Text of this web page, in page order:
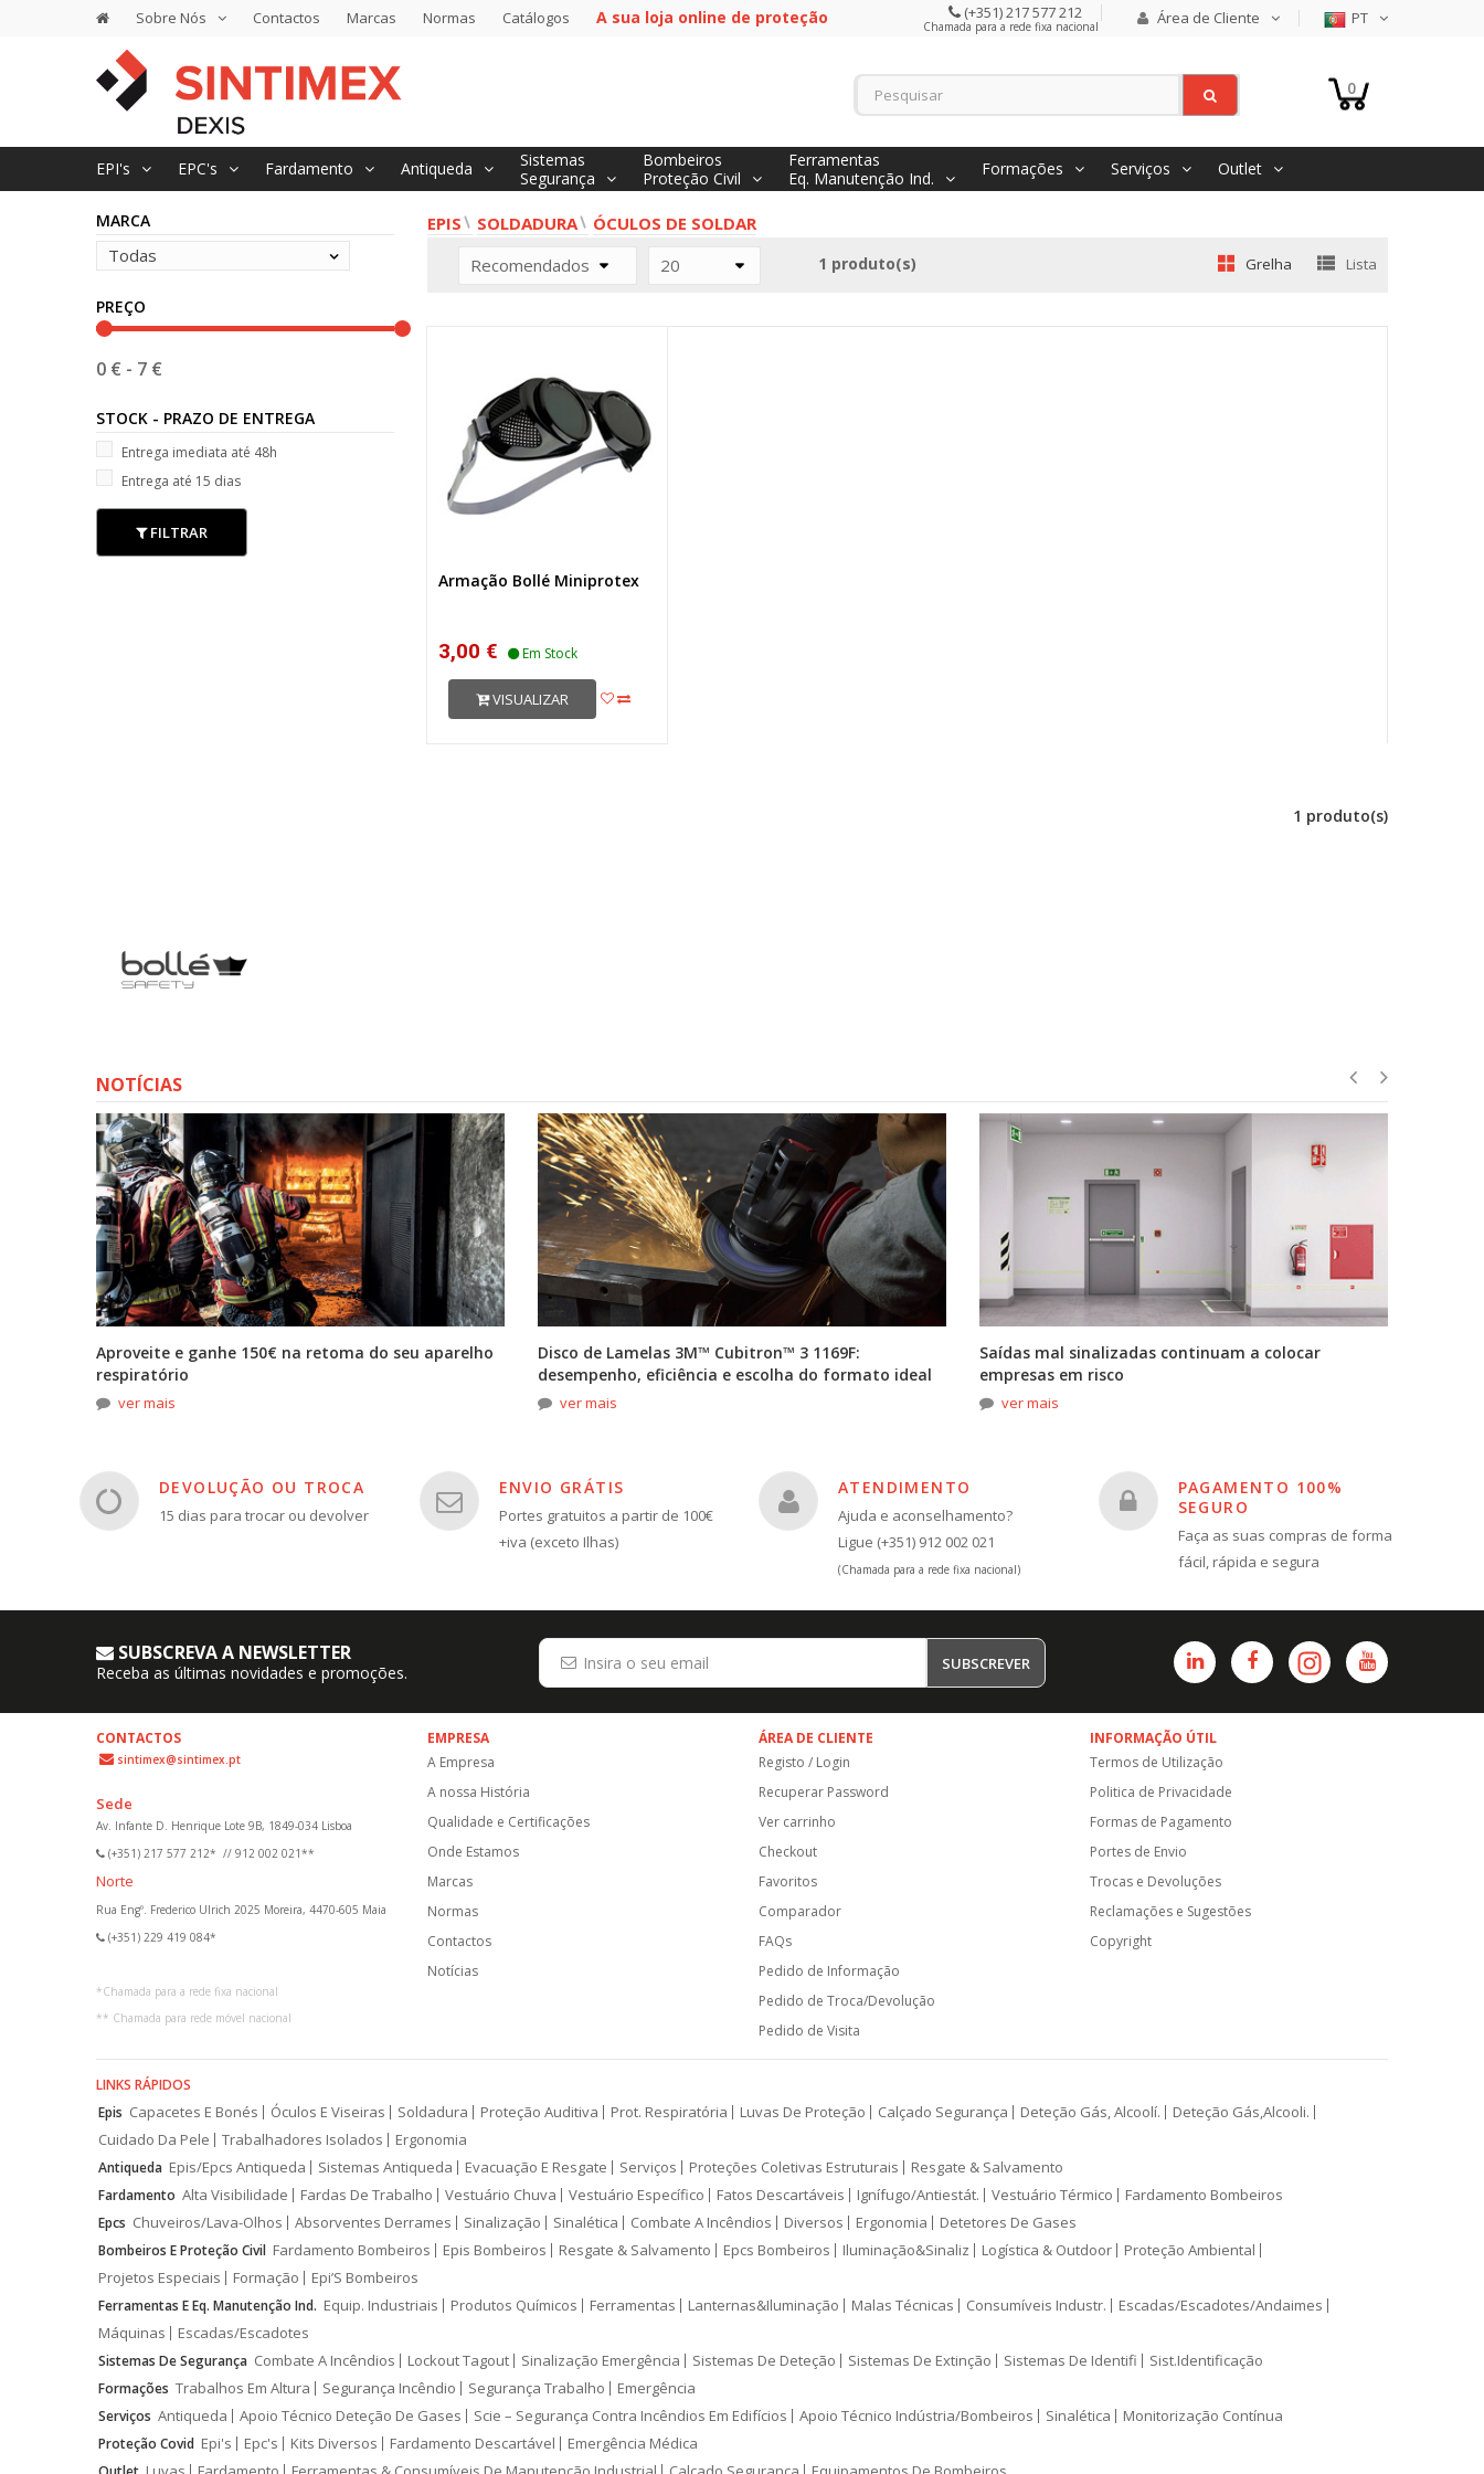
Sobre Nós Contactos Marcas Normas Catálogos A sua loja online de proteção (+351) 217 577 212
Chamada para a rede fixa nacional Área de Cliente PT
0
EPI's EPC's Fardamento Antiqueda
Sistemas
Segurança
Bombeiros
Proteção Civil
Ferramentas
Eq. Manutenção Ind.
Formações Serviços Outlet
EPIS SOLDADURA
ÓCULOS DE SOLDAR
Recomendados
20 1 produto(s) Grelha Lista
Armação Bollé Miniprotex
3,00 € Em Stock
VISUALIZAR
1 produto(s)
MARCA
Todas
PREÇO
0 € - 7 €
STOCK - PRAZO DE ENTREGA
Entrega imediata até 48h
Entrega até 15 dias
FILTRAR
NOTÍCIAS
Aproveite e ganhe 150€ na retoma do seu aparelho
respiratório
ver mais
Disco de Lamelas 3M™ Cubitron™ 3 1169F:
desempenho, eficiência e escolha do formato ideal
ver mais
Saídas mal sinalizadas continuam a colocar
empresas em risco
ver mais
DEVOLUÇÃO OU TROCA
15 dias para trocar ou devolver
ENVIO GRÁTIS
Portes gratuitos a partir de 100€
+iva (exceto Ilhas)
ATENDIMENTO
Ajuda e aconselhamento?
Ligue (+351) 912 002 021
(Chamada para a rede fixa nacional)
PAGAMENTO 100%
SEGURO
Faça as suas compras de forma
fácil, rápida e segura
SUBSCREVA A NEWSLETTER
Receba as últimas novidades e promoções. SUBSCREVER
CONTACTOS
sintimex@sintimex.pt
Sede
Av. Infante D. Henrique Lote 9B, 1849-034 Lisboa
(+351) 217 577 212* // 912 002 021**
Norte
Rua Engº. Frederico Ulrich 2025 Moreira, 4470-605 Maia
(+351) 229 419 084*
*Chamada para a rede fixa nacional
** Chamada para rede móvel nacional
EMPRESA
A Empresa
A nossa História
Qualidade e Certificações
Onde Estamos
Marcas
Normas
Contactos
Notícias
ÁREA DE CLIENTE
Registo / Login
Recuperar Password
Ver carrinho
Checkout
Favoritos
Comparador
FAQs
Pedido de Informação
Pedido de Troca/Devolução
Pedido de Visita
INFORMAÇÃO ÚTIL
Termos de Utilização
Politica de Privacidade
Formas de Pagamento
Portes de Envio
Trocas e Devoluções
Reclamações e Sugestões
Copyright
LINKS RÁPIDOS
Epis Capacetes E Bonés Óculos E Viseiras Soldadura Proteção Auditiva Prot. Respiratória Luvas De Proteção Calçado Segurança Deteção Gás, Alcoolí.
Deteção Gás,Alcooli.
Cuidado Da Pele
Trabalhadores Isolados Ergonomia
Antiqueda Epis/Epcs Antiqueda Sistemas Antiqueda Evacuação E Resgate Serviços Proteções Coletivas Estruturais Resgate & Salvamento
Fardamento Alta Visibilidade Fardas De Trabalho Vestuário Chuva Vestuário Específico Fatos Descartáveis Ignífugo/Antiestát. Vestuário Térmico Fardamento Bombeiros
Epcs Chuveiros/Lava-Olhos Absorventes Derrames Sinalização Sinalética Combate A Incêndios Diversos Ergonomia Detetores De Gases
Bombeiros E Proteção Civil Fardamento Bombeiros Epis Bombeiros Resgate & Salvamento Epcs Bombeiros Iluminação&Sinaliz Logística & Outdoor
Proteção Ambiental
Projetos Especiais
Formação Epi’S Bombeiros
Ferramentas E Eq. Manutenção Ind. Equip. Industriais Produtos Químicos Ferramentas Lanternas&Iluminação Malas Técnicas Consumíveis Industr.
Escadas/Escadotes/Andaimes
Máquinas
Escadas/Escadotes
Sistemas De Segurança Combate A Incêndios Lockout Tagout Sinalização Emergência Sistemas De Deteção Sistemas De Extinção Sistemas De Identifi Sist.Identificação
Formações Trabalhos Em Altura Segurança Incêndio Segurança Trabalho Emergência
Serviços Antiqueda Apoio Técnico Deteção De Gases Scie – Segurança Contra Incêndios Em Edifícios Apoio Técnico Indústria/Bombeiros Sinalética Monitorização Contínua
Proteção Covid Epi's Epc's Kits Diversos Fardamento Descartável Emergência Médica